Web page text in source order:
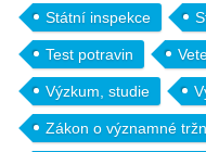
Státní inspekce
Test potravin
Výzkum, studie
Zákon o významné